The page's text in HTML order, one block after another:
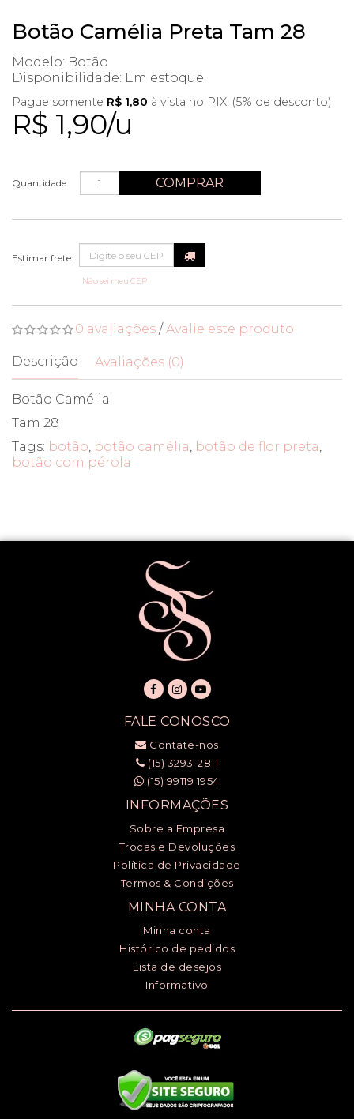
Botão Camélia Preta Tam 28
Modelo: Botão
Disponibilidade: Em estoque
R$ 1,90/u
Pague somente R$ 1,80 à vista no PIX. (5% de desconto)
Quantidade COMPRAR
Não sei meu CEP
0 avaliações /Avalie este produto
Descrição Avaliações (0)
Botão Camélia
Tam 28
Tags: botão, botão camélia, botão de flor preta,
botão com pérola
FALE CONOSCO
Contate-nos
(15) 3293-2811
(15) 99119 1954
INFORMAÇÕES
Sobre a Empresa
Trocas e Devoluções
Política de Privacidade
Termos & Condições
MINHA CONTA
Minha conta
Histórico de pedidos
Lista de desejos
Informativo